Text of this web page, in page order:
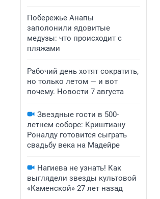
Побережье Анапы
заполонили ядовитые
медузы: что происходит с
пляжами
Рабочий день хотят сократить,
но только летом — и вот
почему. Новости 7 августа
Звездные гости в 500-
летнем соборе: Криштиану
Роналду готовится сыграть
свадьбу века на Мадейре
Нагиева не узнать! Как
выглядели звезды культовой
«Каменской» 27 лет назад